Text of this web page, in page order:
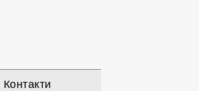
Контакти